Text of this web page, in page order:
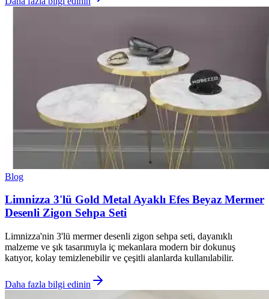
Blog
Limnizza 3'lü Gold Metal Ayaklı Efes Beyaz Mermer
Desenli Zigon Sehpa Seti
Limnizza'nin 3'lü mermer desenli zigon sehpa seti, dayanıklı
malzeme ve şık tasarımıyla iç mekanlara modern bir dokunuş
katıyor, kolay temizlenebilir ve çeşitli alanlarda kullanılabilir.
Daha fazla bilgi edinin